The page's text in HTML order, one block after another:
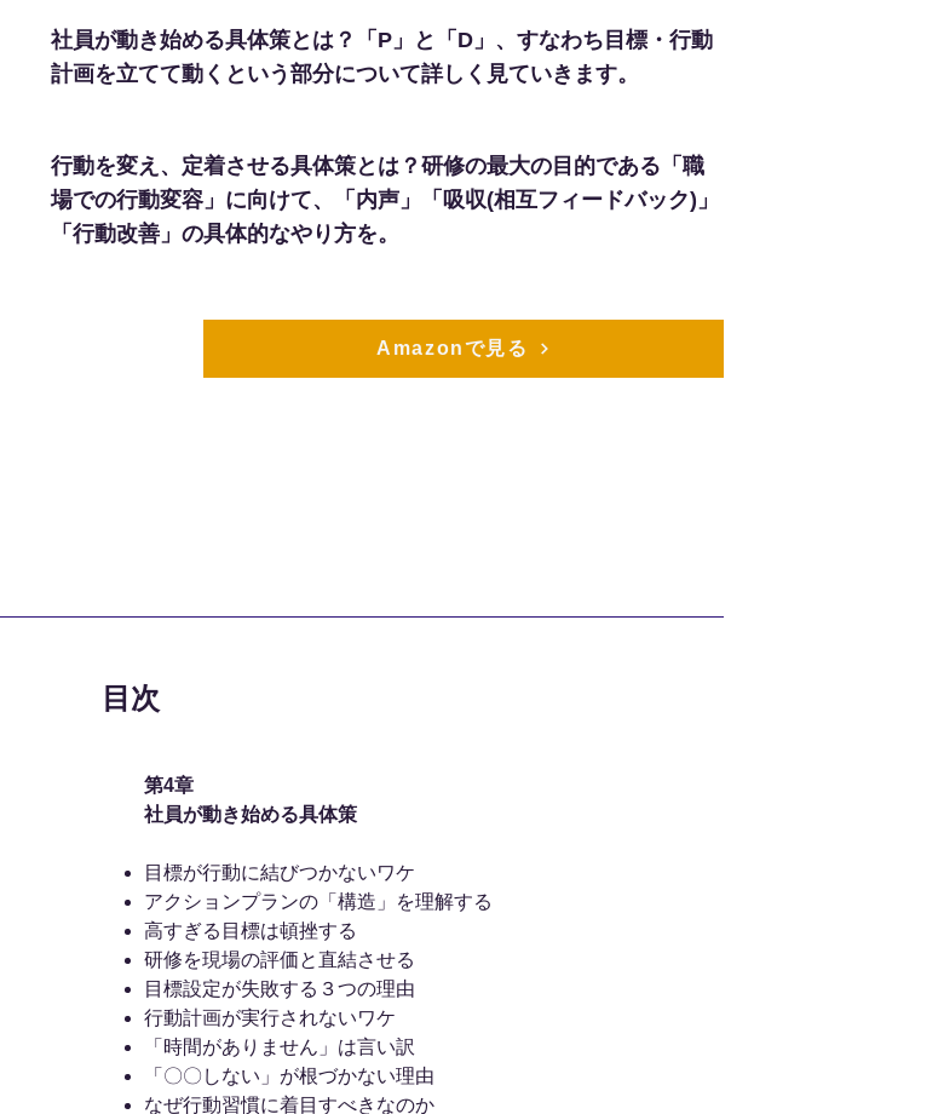
社員が動き始める具体策とは？「P」と「D」、すなわち目標・行動
計画を立てて動くという部分について詳しく見ていきます。
行動を変え、定着させる具体策とは？研修の最大の目的である「職
場での行動変容」に向けて、「内声」「吸収(相互フィードバック)」
「行動改善」の具体的なやり方を。
Amazonで見る
​目次
第4章
社員が動き始める具体策
目標が行動に結びつかないワケ
アクションプランの「構造」を理解する
高すぎる目標は頓挫する
研修を現場の評価と直結させる
目標設定が失敗する３つの理由
行動計画が実行されないワケ
「時間がありません」は言い訳
「〇〇しない」が根づかない理由
なぜ行動習慣に着目すべきなのか